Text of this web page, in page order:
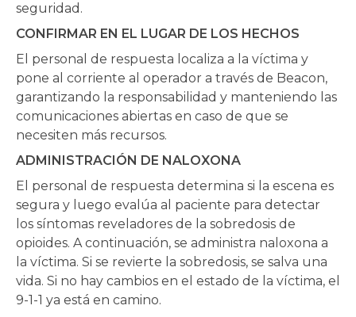
seguridad.
CONFIRMAR EN EL LUGAR DE LOS HECHOS
El personal de respuesta localiza a la víctima y
pone al corriente al operador a través de Beacon,
garantizando la responsabilidad y manteniendo las
comunicaciones abiertas en caso de que se
necesiten más recursos.
ADMINISTRACIÓN DE NALOXONA
El personal de respuesta determina si la escena es
segura y luego evalúa al paciente para detectar
los síntomas reveladores de la sobredosis de
opioides. A continuación, se administra naloxona a
la víctima. Si se revierte la sobredosis, se salva una
vida. Si no hay cambios en el estado de la víctima, el
9-1-1 ya está en camino.